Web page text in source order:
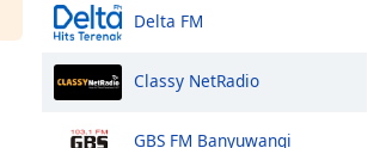
Delta FM
Classy NetRadio
GBS FM Banyuwangi